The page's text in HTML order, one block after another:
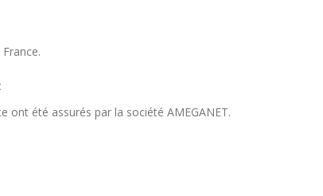
ont été assurés par la société AMEGANET.